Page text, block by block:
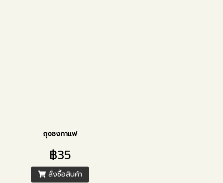
ถุงชงกาแฟ
฿35
สั่งซื้อสินค้า